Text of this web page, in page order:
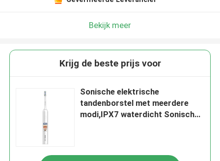
Bekijk meer
Krijg de beste prijs voor
Sonische elektrische
tandenborstel met meerdere
modi,IPX7 waterdicht Sonische